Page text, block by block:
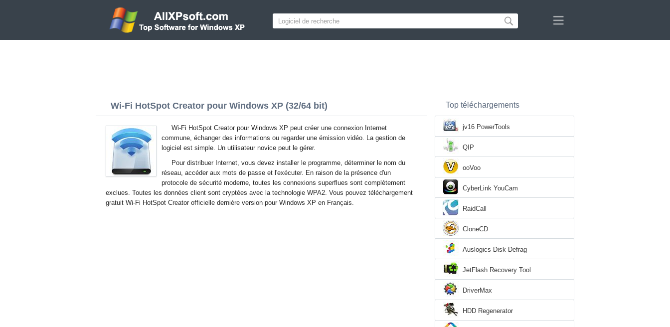
Wi-Fi HotSpot Creator pour Windows XP (32/64 bit)
Wi-Fi HotSpot Creator pour Windows XP peut créer une connexion Internet
commune, échanger des informations ou regarder une émission vidéo. La gestion de
logiciel est simple. Un utilisateur novice peut le gérer.
Pour distribuer Internet, vous devez installer le programme, déterminer le nom du
réseau, accéder aux mots de passe et l'exécuter. En raison de la présence d'un
protocole de sécurité moderne, toutes les connexions superflues sont complètement
exclues. Toutes les données client sont cryptées avec la technologie WPA2. Vous pouvez téléchargement
gratuit Wi-Fi HotSpot Creator officielle dernière version pour Windows XP en Français.
Top téléchargements
jv16 PowerTools
QIP
ooVoo
CyberLink YouCam
RaidCall
CloneCD
Auslogics Disk Defrag
JetFlash Recovery Tool
DriverMax
HDD Regenerator